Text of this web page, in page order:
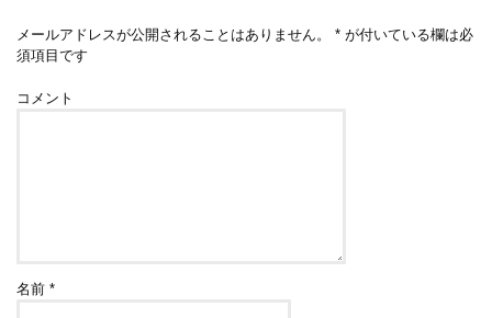
メールアドレスが公開されることはありません。 * が付いている欄は必
須項目です
コメント
名前*